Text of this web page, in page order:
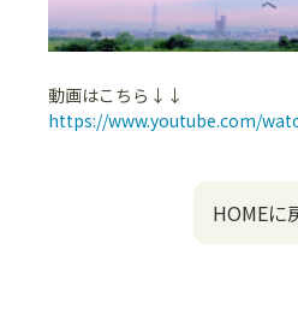
動画はこちら↓↓
https://www.youtube.com/
HOMEに